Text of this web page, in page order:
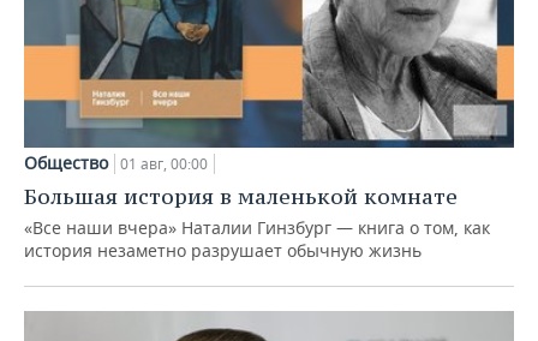
Общество 01 авг, 00:00
Большая история в маленькой комнате
«Все наши вчера» Наталии Гинзбург — книга о том, как
история незаметно разрушает обычную жизнь